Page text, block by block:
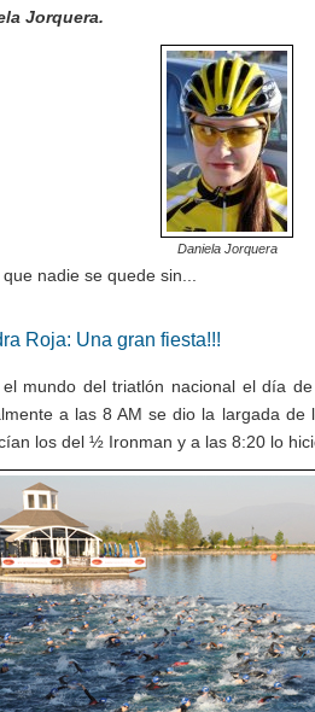
Jorquera.
Daniela Jorquera
nadie se quede sin...
Roja: Una gran fiesta!!!
mundo del triatlón nacional el día
a las 8 AM se dio la largada
los del ½ Ironman y a las 8:20 lo